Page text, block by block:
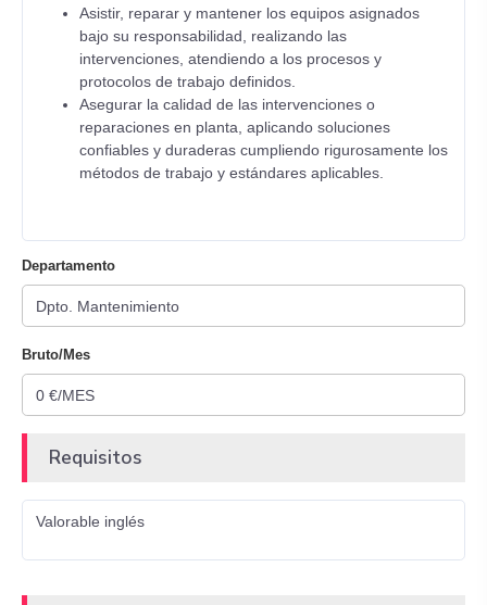
Asistir, reparar y mantener los equipos asignados
bajo su responsabilidad, realizando las
intervenciones, atendiendo a los procesos y
protocolos de trabajo definidos.
Asegurar la calidad de las intervenciones o
reparaciones en planta, aplicando soluciones
confiables y duraderas cumpliendo rigurosamente los
métodos de trabajo y estándares aplicables.
Departamento
Bruto/Mes
Requisitos
Valorable inglés